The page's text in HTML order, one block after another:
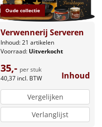
Oude collectie
Verwennerij Serveren
Inhoud: 21 artikelen
Voorraad: Uitverkocht
35,- per stuk
40,37 incl. BTW Inhoud
Vergelijken
Verlanglijst